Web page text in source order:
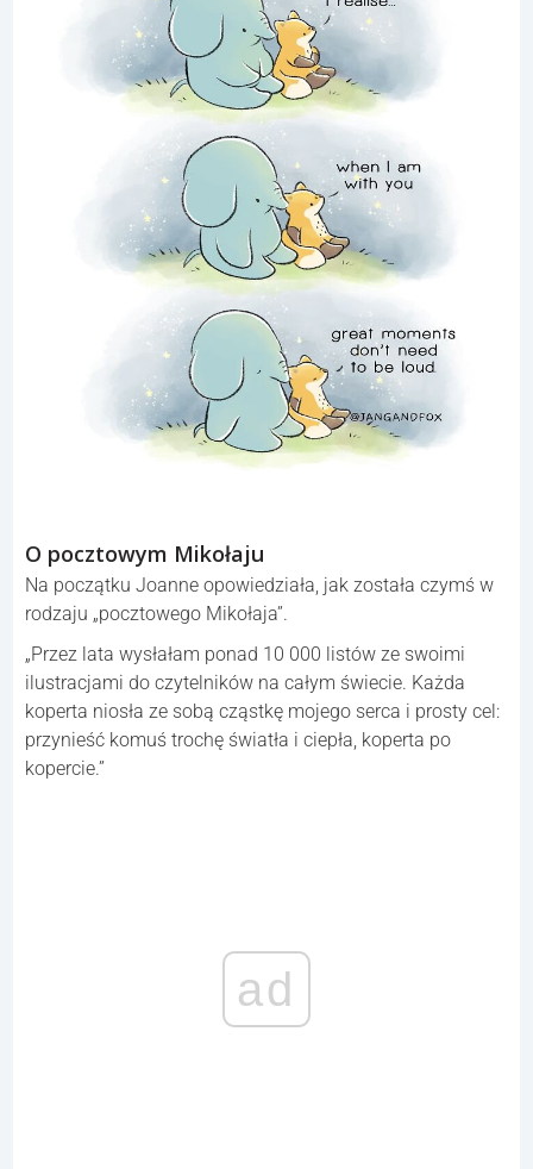
O pocztowym Mikołaju
Na początku Joanne opowiedziała, jak została czymś w
rodzaju „pocztowego Mikołaja”.
„Przez lata wysłałam ponad 10 000 listów ze swoimi
ilustracjami do czytelników na całym świecie. Każda
koperta niosła ze sobą cząstkę mojego serca i prosty cel:
przynieść komuś trochę światła i ciepła, koperta po
kopercie.”
ad